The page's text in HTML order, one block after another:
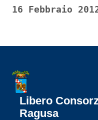
16 Febbraio
Libero
Ragusa